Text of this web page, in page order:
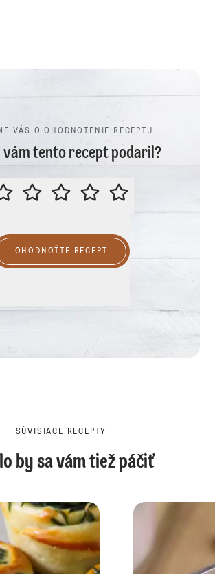
VÁS O OHODNOTENIE RECEPTU
vám tento recept podaril?
PROSÍME VÁS O OHODNOTENIE
OHODNOŤTE RECEPT
SÚVISIACE RECEPTY
by sa vám tiež páčiť